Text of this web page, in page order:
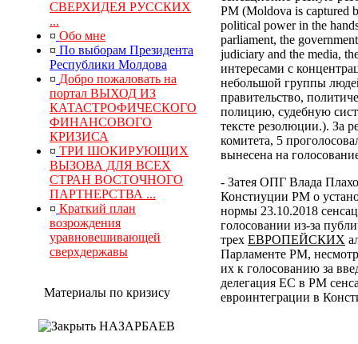
СВЕРХИДЕЯ РУССКИХ
...
¤ Обо мне
¤ По выборам Президента
Республики Молдова
¤ Добро пожаловать на
портал ВЫХОД ИЗ
КАТАСТРОФИЧЕСКОГО
ФИНАНСОВОГО
КРИЗИСА
¤ ТРИ ШОКИРУЮЩИХ
ВЫЗОВА ДЛЯ ВСЕХ
СТРАН ВОСТОЧНОГО
ПАРТНЕРСТВА ...
¤ Краткий план
возрождения
уравновешивающей
сверхдержавы
Материалы по кризису
НАЗАРБАЕВ
РМ (Moldova is captured
political power in the
parliament, the
judiciary and the media,
интересами с
небольшой группы
правительство,
полицию, судебную
тексте резолюции.). За
комитета, 5
вынесена на
- Затея ОПГ Влада
Констиуции РМ о
нормы 23.10.2018
голосовании из-за
трех ЕВРОПЕЙСКИХ
Парламенте РМ,
их к голосованию за
делегация ЕС в РМ
евроинтеграции в